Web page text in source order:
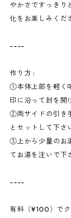
やかさですっきり
化をお楽しみくだ
----
作り方 :
①本体上部を軽く
印に沿って封を開
②両サイドの引き
とセットして下さ
③上から少量のお
てお湯を注いで下
----
有料（¥100）で